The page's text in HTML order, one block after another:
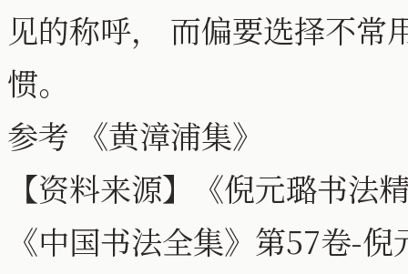
见的称呼， 而偏要选择不常
惯。
参考 《黄漳浦集》
【资料来源】《倪元璐书法
《中国书法全集》第57卷-